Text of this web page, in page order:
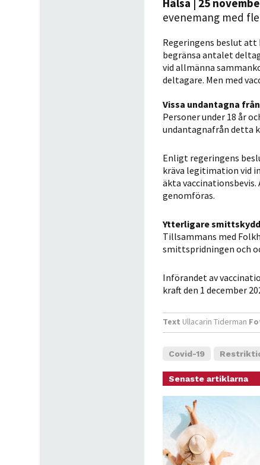
Hälsa | 25
evenemang med
Regeringens beslut
begränsa antalet
vid allmänna
deltagare. Men med
Vissa undantagna
Personer under 18 år
undantagnafrån detta
Enligt regeringens
kräva legitimation vid
äkta
genomföras.
Ytterligare
Tillsammans med
smittspridningen och
Införandet av
kraft den 1 december
Text Ullacarin Tiderman
Covid-19
Senaste artiklarna